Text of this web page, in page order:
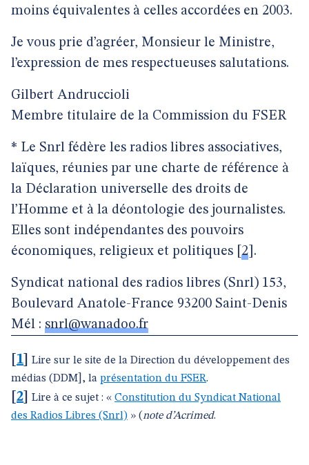
moins équivalentes à celles accordées en 2003.
Je vous prie d’agréer, Monsieur le Ministre,
l’expression de mes respectueuses salutations.
Gilbert Andruccioli
Membre titulaire de la Commission du FSER
* Le Snrl fédère les radios libres associatives,
laïques, réunies par une charte de référence à
la Déclaration universelle des droits de
l’Homme et à la déontologie des journalistes.
Elles sont indépendantes des pouvoirs
économiques, religieux et politiques 2 .
Syndicat national des radios libres (Snrl) 153,
Boulevard Anatole-France 93200 Saint-Denis
Mél : snrl@wanadoo.fr
1
Lire sur le site de la Direction du développement des
médias (DDM], la présentation du FSER.
2 Lire à ce sujet : « Constitution du Syndicat National
des Radios Libres (Snrl) » (note d’Acrimed.